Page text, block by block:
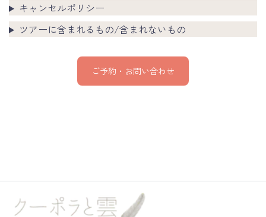
キャンセルポリシー
ツアーに含まれるもの/含まれないもの
ご予約・お問い合わせ